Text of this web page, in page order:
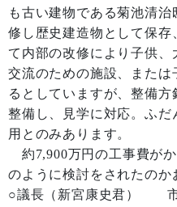
も古い建物である菊池清
修し歴史建造物として保
て内部の改修により子供、
交流のための施設、また
るとしていますが、整備
整備し、見学に対応。ふ
用とのみあります。
約7,900万円の工事費が
のように検討をされたのか
○議長（新宮康史君） 市